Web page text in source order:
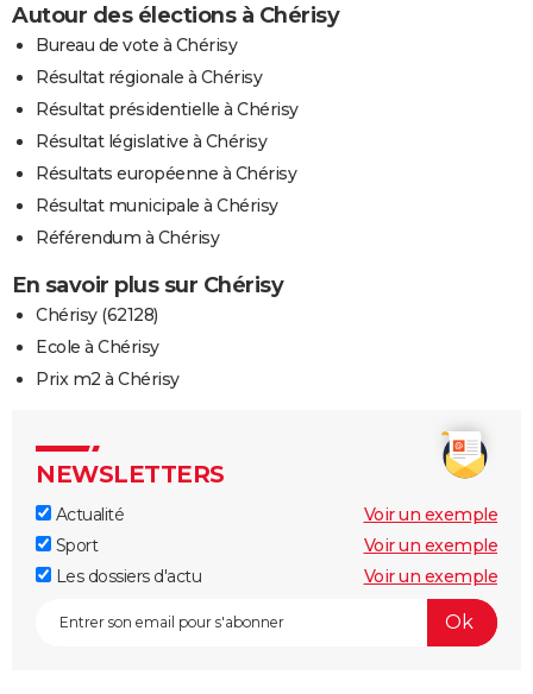
Autour des élections à Chérisy
Bureau de vote à Chérisy
Résultat régionale à Chérisy
Résultat présidentielle à Chérisy
Résultat législative à Chérisy
Résultats européenne à Chérisy
Résultat municipale à Chérisy
Référendum à Chérisy
En savoir plus sur Chérisy
Chérisy (62128)
Ecole à Chérisy
Prix m2 à Chérisy
NEWSLETTERS
Actualité
Voir un exemple
Sport
Voir un exemple
Les dossiers d'actu
Voir un exemple